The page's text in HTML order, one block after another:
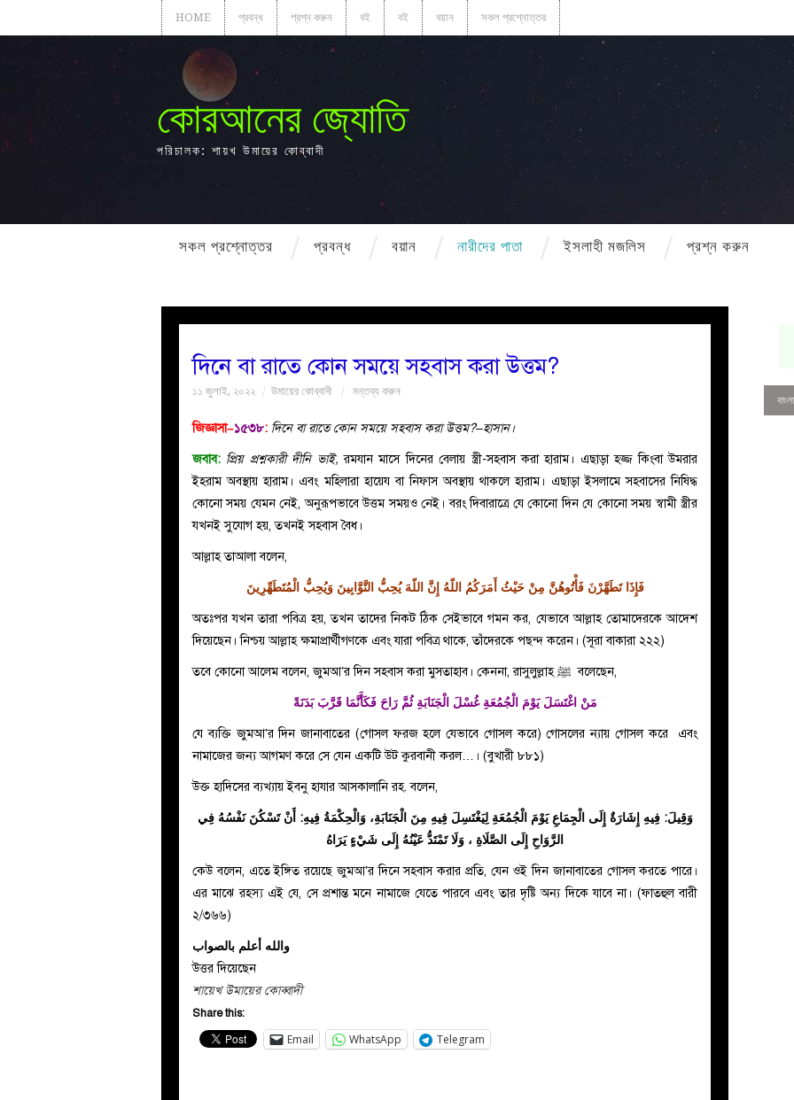
HOME প্রবন্ধ প্রশ্ন করুন বই বই বয়ান সকল প্রশ্নোত্তর
কোরআনের জ্যোতি
পরিচালক: শায়খ উমায়ের কোব্বাদী
সকল প্রশ্নোত্তর প্রবন্ধ বয়ান নারীদের পাতা ইসলাহী মজলিস প্রশ্ন করুন
দিনে বা রাতে কোন সময়ে সহবাস করা উত্তম?
১১ জুলাই, ২০২২ উমায়ের কোব্বাদী মন্তব্য করুন
জিজ্ঞাসা–১৫৩৮: দিনে বা রাতে কোন সময়ে সহবাস করা উত্তম?–হাসান।
জবাব: প্রিয় প্রশ্নকারী দীনি ভাই,রমযান মাসে দিনের বেলায় স্ত্রী-সহবাস করা হারাম। এছাড়া হজ্জ কিংবা উমরার
ইহরাম অবস্থায় হারাম। এবং মহিলারা হায়েয বা নিফাস অবস্থায় থাকলে হারাম। এছাড়া ইসলামে সহবাসের নিষিদ্ধ
কোনো সময় যেমন নেই, অনুরূপভাবে উত্তম সময়ও নেই। বরং দিবারাত্রে যে কোনো দিন যে কোনো সময় স্বামী স্ত্রীর
যখনই সুযোগ হয়, তখনই সহবাস বৈধ।
আল্লাহ তাআলা বলেন,
فَإِذَا تَطَهَّرْنَ فَأْتُوهُنَّ مِنْ حَيْثُ أَمَرَكُمُ اللّهُ إِنَّ اللّهَ يُحِبُّ التَّوَّابِينَ وَيُحِبُّ الْمُتَطَهِّرِينَ
অতঃপর যখন তারা পবিত্র হয়, তখন তাদের নিকট ঠিক সেইভাবে গমন কর, যেভাবে আল্লাহ তোমাদেরকে আদেশ
দিয়েছেন। নিশ্চয় আল্লাহ ক্ষমাপ্রার্থীগণকে এবং যারা পবিত্র থাকে, তাঁদেরকে পছন্দ করেন। (সূরা বাকারা ২২২)
তবে কোনো আলেম বলেন, জুমআ’র দিন সহবাস করা মুসতাহাব। কেননা, রাসুলুল্লাহ ﷺ বলেছেন,
مَنْ اغْتَسَلَ يَوْمَ الْجُمُعَةِ غُسْلَ الْجَنَابَةِ ثُمَّ رَاحَ فَكَأَنَّمَا قَرَّبَ بَدَنَةً
যে ব্যক্তি জুমআ’র দিন জানাবাতের (গোসল ফরজ হলে যেভাবে গোসল করে) গোসলের ন্যায় গোসল করে এবং
নামাজের জন্য আগমণ করে সে যেন একটি উট কুরবানী করল…। (বুখারী ৮৮১)
উক্ত হাদিসের ব্যখ্যায় ইবনু হাযার আসকালানি রহ. বলেন,
وَقِيلَ: فِيهِ إِشَارَةٌ إِلَى الْجِمَاعِ يَوْمَ الْجُمُعَةِ لِيَغْتَسِلَ فِيهِ مِنَ الْجَنَابَةِ، وَالْحِكْمَةُ فِيهِ: أَنْ تَسْكُنَ نَفْسُهُ فِي
الرَّوَاحِ إِلَى الصَّلَاةِ ، وَلَا تَمْتَدُّ عَيْنُهُ إِلَى شَيْءٍ يَرَاهُ
কেউ বলেন, এতে ইঙ্গিত রয়েছে জুমআ’র দিনে সহবাস করার প্রতি, যেন ওই দিন জানাবাতের গোসল করতে পারে।
এর মাঝে রহস্য এই যে, সে প্রশান্ত মনে নামাজে যেতে পারবে এবং তার দৃষ্টি অন্য দিকে যাবে না। (ফাতহুল বারী
২/৩৬৬)
والله أعلم بالصواب
উত্তর দিয়েছেন
শায়েখ উমায়ের কোব্বাদী
Share this:
Email WhatsApp Telegram